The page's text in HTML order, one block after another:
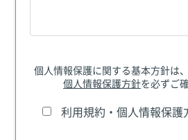
個人情報保護に関する基本方針は
個人情報保護方針を必ずご
利用規約・個人情報保護